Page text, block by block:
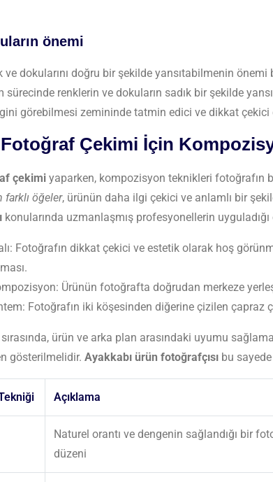
önemi
ve dokularını doğru bir şekilde yansıtabilmenin
sürecinde renklerin ve dokuların sadık bir şekilde
görebilmesi zemininde tatmin edici ve dikkat çekici
Fotoğraf Çekimi İçin
çekimi yaparken, kompozisyon teknikleri fotoğrafın
farklı öğeler, ürünün daha ilgi çekici ve anlamlı bir
konularında uzmanlaşmış profesyonellerin
Fotoğrafın dikkat çekici ve estetik olarak hoş
Ürünün fotoğrafta doğrudan merkeze
Fotoğrafın iki köşesinden diğerine çizilen çapraz
ürün ve arka plan arasındaki uyumu
gösterilmelidir. Ayakkabı ürün fotoğrafçısı bu
Açıklama
Naturel orantı ve dengenin sağlandığı bir
düzeni